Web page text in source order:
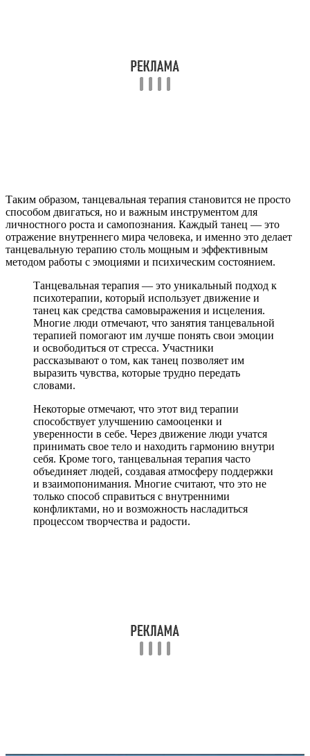
Таким образом, танцевальная терапия становится не просто
способом двигаться, но и важным инструментом для
личностного роста и самопознания. Каждый танец — это
отражение внутреннего мира человека, и именно это делает
танцевальную терапию столь мощным и эффективным
методом работы с эмоциями и психическим состоянием.
Танцевальная терапия — это уникальный подход к
психотерапии, который использует движение и
танец как средства самовыражения и исцеления.
Многие люди отмечают, что занятия танцевальной
терапией помогают им лучше понять свои эмоции
и освободиться от стресса. Участники
рассказывают о том, как танец позволяет им
выразить чувства, которые трудно передать
словами.
Некоторые отмечают, что этот вид терапии
способствует улучшению самооценки и
уверенности в себе. Через движение люди учатся
принимать свое тело и находить гармонию внутри
себя. Кроме того, танцевальная терапия часто
объединяет людей, создавая атмосферу поддержки
и взаимопонимания. Многие считают, что это не
только способ справиться с внутренними
конфликтами, но и возможность насладиться
процессом творчества и радости.